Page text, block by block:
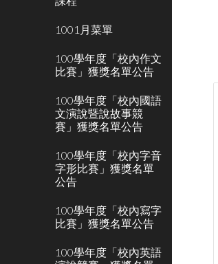
1001月菜單
100學年度「校內作文
比賽」獲獎名單公告
100學年度「校內國語
文演說暨說故事競
賽」獲獎名單公告
100學年度「校內字音
字形比賽」獲獎名單
公告
100學年度「校內寫字
比賽」獲獎名單公告
100學年度「校內英語